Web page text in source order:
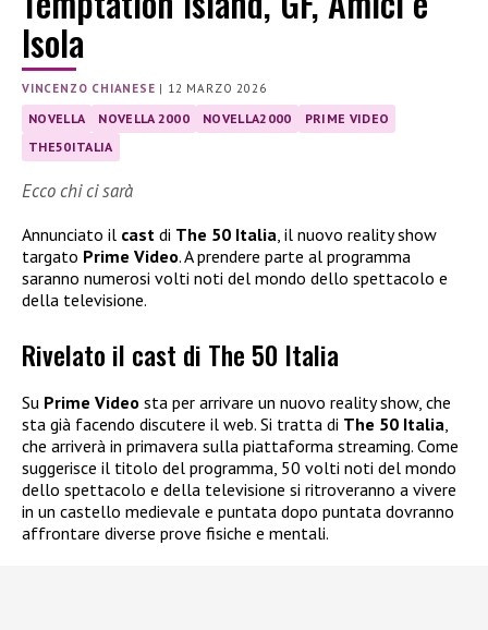
Isola
VINCENZO CHIANESE | 12 MARZO 2026
NOVELLA NOVELLA 2000 NOVELLA2000
PRIME VIDEO
THE50ITALIA
Ecco chi ci sarà
Annunciato il cast di The 50 Italia, il nuovo reality show
targato Prime Video. A prendere parte al programma
saranno numerosi volti noti del mondo dello spettacolo e
della televisione.
Rivelato il cast di The 50 Italia
Su Prime Video sta per arrivare un nuovo reality show, che
sta già facendo discutere il web. Si tratta di The 50 Italia,
che arriverà in primavera sulla piattaforma streaming. Come
suggerisce il titolo del programma, 50 volti noti del mondo
dello spettacolo e della televisione si ritroveranno a vivere
in un castello medievale e puntata dopo puntata dovranno
affrontare diverse prove fisiche e mentali.